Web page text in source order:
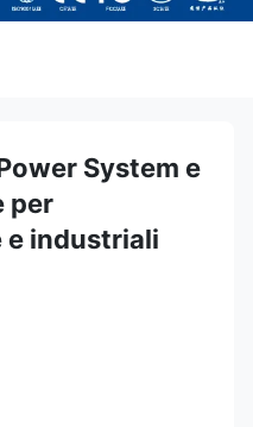
System e
per
e industriali